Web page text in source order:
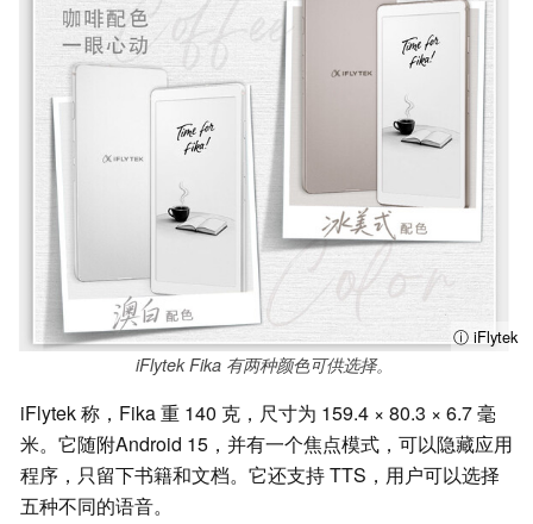
ⓘ iFlytek
iFlytek Fika 有两种颜色可供选择。
iFlytek 称，Fika 重 140 克，尺寸为 159.4 × 80.3 × 6.7 毫
米。它随附Android 15，并有一个焦点模式，可以隐藏应用
程序，只留下书籍和文档。它还支持 TTS，用户可以选择
五种不同的语音。